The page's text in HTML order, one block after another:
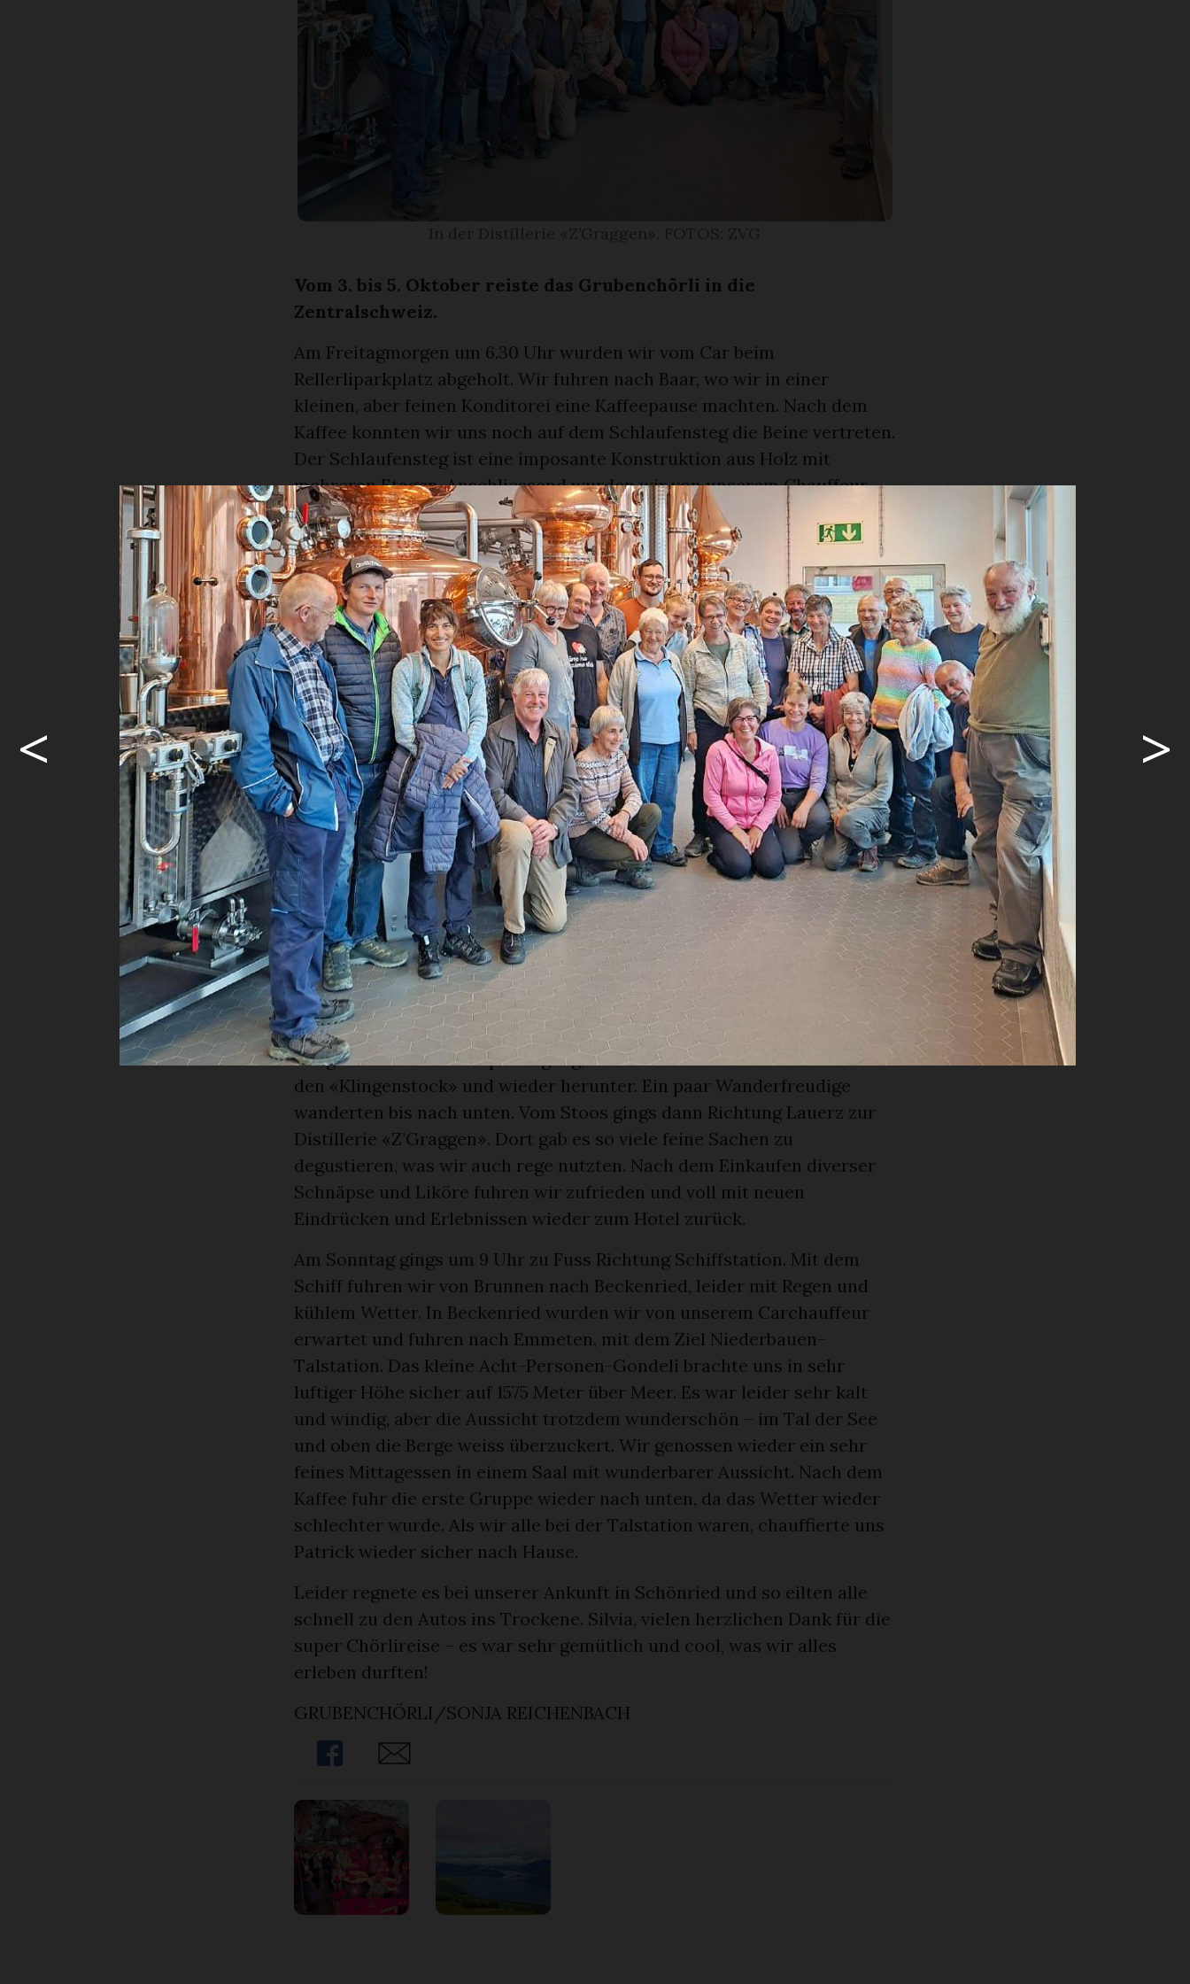
Vom 3. bis 5. Oktober reiste das Grubenchörli in die
Zentralschweiz.
Am Freitagmorgen um 6.30 Uhr wurden wir vom Car beim
Rellerliparkplatz abgeholt. Wir fuhren nach Baar, wo wir in einer
kleinen, aber feinen Konditorei eine Kaffeepause machten. Nach dem
Kaffee konnten wir uns noch auf dem Schlaufensteg die Beine vertreten.
Der Schlaufensteg ist eine imposante Konstruktion aus Holz mit
mehreren Etagen. Anschliessend wurden wir von unserem Chauffeur
ins Muotathal gefahren, wo uns Martin Holdener etwas über die
Muotathaler Wetterschmöcker erzählte.
Es war sehr amüsant und lustig, doch wusste man manchmal nicht, ob
er eine Geschichte erzählt, oder ob es der Wahrheit entspricht. Wir
wurden dort auch mit einem superfeinen Mittagessen verwöhnt. Nach
dem Mittagessen gings noch zum Hölloch, ein riesiges Höhlensystem
von 211 Kilometern. Wir konnten mit einem Führer ca. 600 Meter in die
Höhle hineingehen – mit Helm und Stirnlampe ausgerüstet. In der Höhle
gabs noch einen kleinen Apéro und wir verdankten dies mit zwei
Liedern – sehr eindrücklich, wie das klang! Wieder am Tageslicht wurde
es Zeit, die Zimmer im Hotel in Brunnen zu beziehen. Nach einem
feinem Nachtessen und einigen Liedern liessen wir den Tag ausklingen.
Am Samstag fuhren wir nach einem reichhaltigen Frühstück mit dem
Car Richtung Stoos-Talstation. Anschliessend stiegen wir in die sehr
spezielle Standseilbahn. Es war sehr eindrücklich, wie schnell es nach
oben ging, aber man merkte überhaupt nicht, wie steil es ist, die Bahn
gleicht das so extrem gut aus. Oben auf dem Stoos trennten uns die
Wege – eigentlich war das Ziel «Frohnalpstock» aber leider hatte es zu
viel Wind, sodass die oberste Sesselbahnsektion nicht fahren konnte.
Einige machten einen Spaziergang, andere fuhren mit dem Sessel auf
den «Klingenstock» und wieder herunter. Ein paar Wanderfreudige
wanderten bis nach unten. Vom Stoos gings dann Richtung Lauerz zur
Distillerie «Z’Graggen». Dort gab es so viele feine Sachen zu
degustieren, was wir auch rege nutzten. Nach dem Einkaufen diverser
Schnäpse und Liköre fuhren wir zufrieden und voll mit neuen
Eindrücken und Erlebnissen wieder zum Hotel zurück.
Am Sonntag gings um 9 Uhr zu Fuss Richtung Schiffstation. Mit dem
Schiff fuhren wir von Brunnen nach Beckenried, leider mit Regen und
kühlem Wetter. In Beckenried wurden wir von unserem Carchauffeur
erwartet und fuhren nach Emmeten, mit dem Ziel Niederbauen-
Talstation. Das kleine Acht-Personen-Gondeli brachte uns in sehr
luftiger Höhe sicher auf 1575 Meter über Meer. Es war leider sehr kalt
und windig, aber die Aussicht trotzdem wunderschön – im Tal der See
und oben die Berge weiss überzuckert. Wir genossen wieder ein sehr
feines Mittagessen in einem Saal mit wunderbarer Aussicht. Nach dem
Kaffee fuhr die erste Gruppe wieder nach unten, da das Wetter wieder
schlechter wurde. Als wir alle bei der Talstation waren, chauffierte uns
Patrick wieder sicher nach Hause.
Leider regnete es bei unserer Ankunft in Schönried und so eilten alle
schnell zu den Autos ins Trockene. Silvia, vielen herzlichen Dank für die
super Chörlireise – es war sehr gemütlich und cool, was wir alles
erleben durften!
GRUBENCHÖRLI/SONJA REICHENBACH
Share
Share
< >